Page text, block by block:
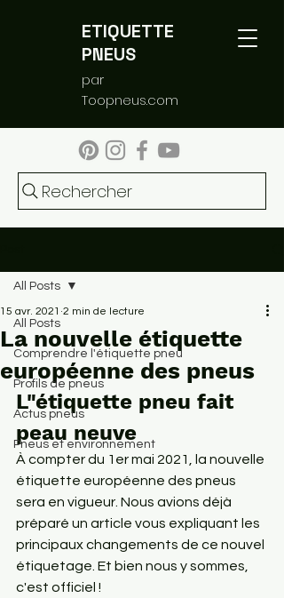
ETIQUETTE
PNEUS
par
Toopneus.com
Rechercher
All Posts
Comprendre l'étiquette pneu
Profils de pneus
Actus pneus
Pneus et environnement
All Posts
La nouvelle étiquette
européenne des pneus
15 avr. 2021 2 min de lecture
L"étiquette pneu fait
peau neuve
À compter du 1er mai 2021, la nouvelle
étiquette européenne des pneus
sera en vigueur. Nous avions déjà
préparé un article vous expliquant les
principaux changements de ce nouvel
étiquetage . Et bien nous y sommes,
c'est officiel !